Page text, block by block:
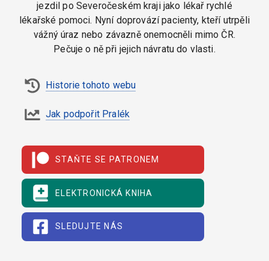
jezdil po Severočeském kraji jako lékař rychlé
lékařské pomoci. Nyní doprovází pacienty, kteří utrpěli
vážný úraz nebo závazně onemocněli mimo ČR.
Pečuje o ně při jejich návratu do vlasti.
Historie tohoto webu
Jak podpořit Pralék
STAŇTE SE PATRONEM
ELEKTRONICKÁ KNIHA
SLEDUJTE NÁS